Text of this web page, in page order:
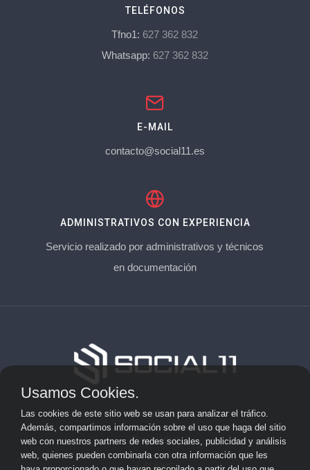
TELÉFONOS
Tfno1: 627 362 832
Whatsapp: 627 362 832
E-MAIL
contacto@social11.es
ADMINISTRATIVOS CON EXPERIENCIA
Servicio realizado por administrativos y técnicos
en documentación
Aviso Legal
Privacidad
Cookies
Usamos Cookies.
Las cookies de este sitio web se usan para analizar el tráfico.
Además, compartimos información sobre el uso que haga del sitio
web con nuestros partners de redes sociales, publicidad y análisis
web, quienes pueden combinarla con otra información que les